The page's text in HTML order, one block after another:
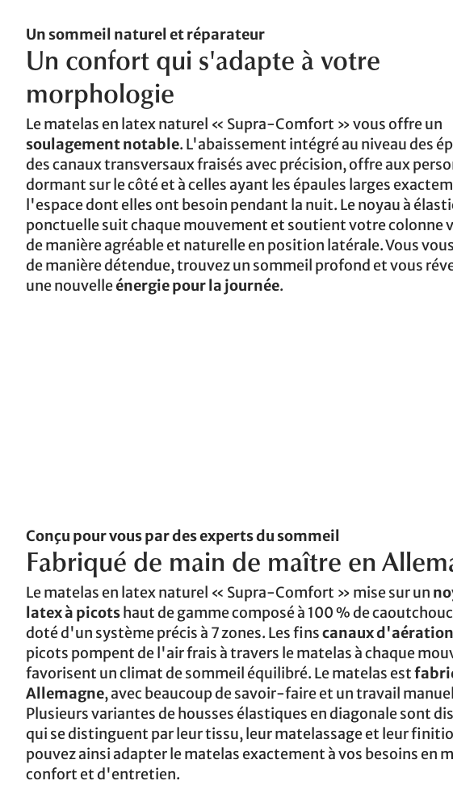
Un sommeil naturel et réparateur
Un confort qui s'adapte à votre
morphologie
Le matelas en latex naturel « Supra-Comfort » vous offre un
soulagement notable. L'abaissement intégré au niveau des
des canaux transversaux fraisés avec précision, offre aux
dormant sur le côté et à celles ayant les épaules larges
l'espace dont elles ont besoin pendant la nuit. Le noyau à
ponctuelle suit chaque mouvement et soutient votre colonne
de manière agréable et naturelle en position latérale. Vous
de manière détendue, trouvez un sommeil profond et vous
une nouvelleénergie pour la journée.
Conçu pour vous par des experts du sommeil
Fabriqué de main de maître en
Le matelas en latex naturel « Supra-Comfort » mise sur un
latex à picotshaut de gamme composé à 100 % de
doté d'un système précis à 7 zones. Les finscanaux d'aération
picots pompent de l'air frais à travers le matelas à chaque
favorisent un climat de sommeil équilibré. Le matelas est
Allemagne, avec beaucoup de savoir-faire et un travail
Plusieurs variantes de housses élastiques en diagonale sont
qui se distinguent par leur tissu, leur matelassage et leur
pouvez ainsi adapter le matelas exactement à vos besoins en
confort et d'entretien.